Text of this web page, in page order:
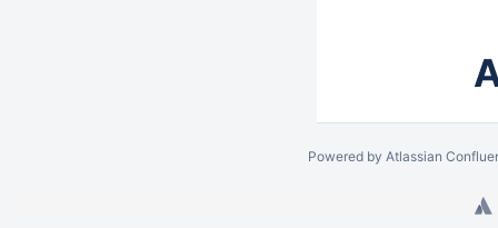
Powered by Atlassian